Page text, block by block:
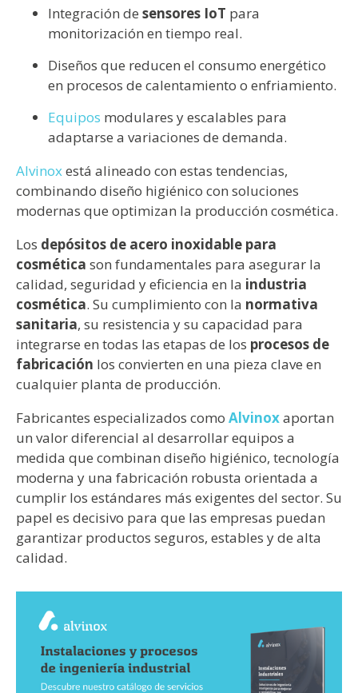
Integración de sensores IoT para
monitorización en tiempo real.
Diseños que reducen el consumo energético
en procesos de calentamiento o enfriamiento.
Equipos modulares y escalables para
adaptarse a variaciones de demanda.
Alvinoxestá alineado con estas tendencias,
combinando diseño higiénico con soluciones
modernas que optimizan la producción cosmética.
Los depósitos de acero inoxidable para
cosmética son fundamentales para asegurar la
calidad, seguridad y eficiencia en la industria
cosmética. Su cumplimiento con la normativa
sanitaria, su resistencia y su capacidad para
integrarse en todas las etapas de los procesos de
fabricación los convierten en una pieza clave en
cualquier planta de producción.
Fabricantes especializados como Alvinoxaportan
un valor diferencial al desarrollar equipos a
medida que combinan diseño higiénico, tecnología
moderna y una fabricación robusta orientada a
cumplir los estándares más exigentes del sector. Su
papel es decisivo para que las empresas puedan
garantizar productos seguros, estables y de alta
calidad.